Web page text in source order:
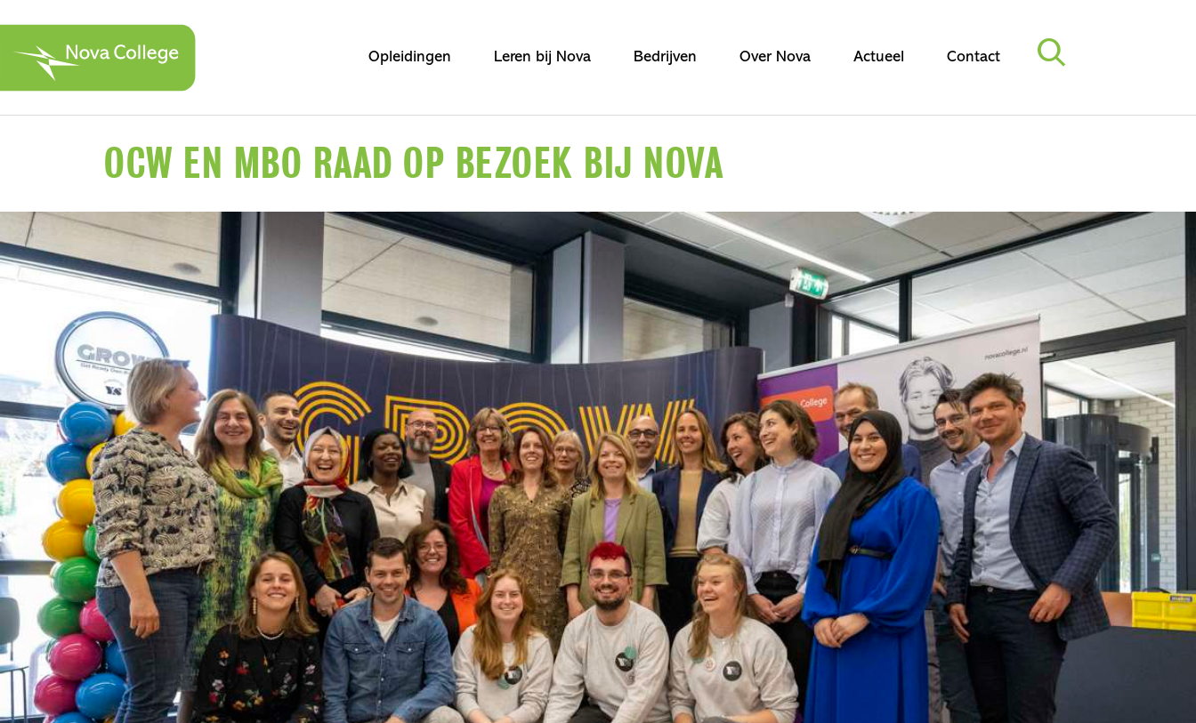
Opleidingen Leren bij Nova Bedrijven Over Nova Actueel Contact
OCW EN MBO RAAD OP BEZOEK BIJ NOVA